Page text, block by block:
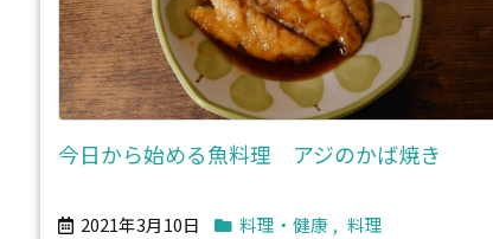
今日から始める魚料理 アジのかば焼き
2021年3月10日 料理・健康 , 料理